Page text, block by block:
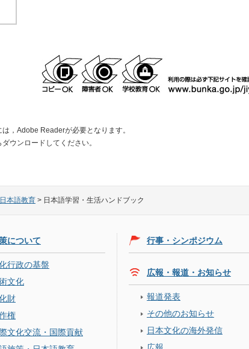
，Adobe Readerが必要となります。
ダウンロードしてください。
日本語教育 > 日本語学習・生活ハンドブック
について
行政の基盤
文化
財
権
文化交流・国際貢献
行事・シンポジウム
広報・報道・お知らせ
報道発表
その他のお知らせ
日本文化の海外発信